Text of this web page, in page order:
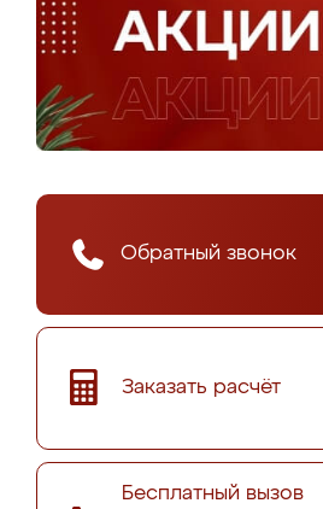
Обратный звонок
Заказать расчёт
Бесплатный вызов